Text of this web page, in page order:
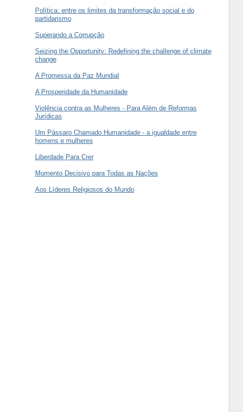
Política: entre os limites da transformação social e do
partidarismo
Superando a Corrupção
Seizing the Opportunity: Redefining the challenge of climate
change
A Promessa da Paz Mundial
A Prosperidade da Humanidade
Violência contra as Mulheres - Para Além de Reformas
Jurídicas
Um Pássaro Chamado Humanidade - a igualdade entre
homens e mulheres
Liberdade Para Crer
Momento Decisivo para Todas as Nações
Aos Líderes Religiosos do Mundo